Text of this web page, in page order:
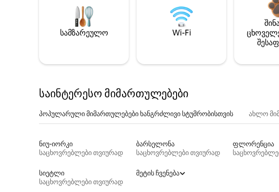
სამზარეულო Wi-Fi
საინტერესო მიმართულებები
პოპულარული მიმართულებები ხანგრძლივი სტუმრობისთვის ახლო
ნიუ-იორკი
საცხოვრებლები თვიურად
ბარსელონა
საცხოვრებლები თვიურად
ფლორენცია
სიეტლი
საცხოვრებლები თვიურად
მეტის ჩვენება